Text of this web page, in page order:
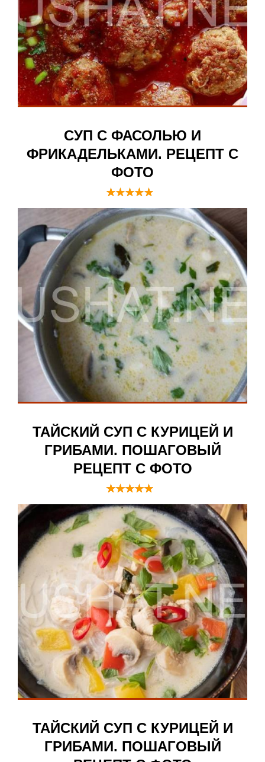
СУП С ФАСОЛЬЮ И
ФРИКАДЕЛЬКАМИ. РЕЦЕПТ С
ФОТО
ТАЙСКИЙ СУП С КУРИЦЕЙ И
ГРИБАМИ. ПОШАГОВЫЙ
РЕЦЕПТ С ФОТО
ТАЙСКИЙ СУП С КУРИЦЕЙ И
ГРИБАМИ. ПОШАГОВЫЙ